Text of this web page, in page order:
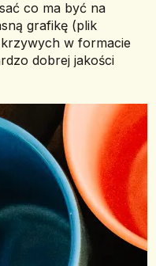
co ma być na
grafikę (plik
w formacie
dobrej jakości